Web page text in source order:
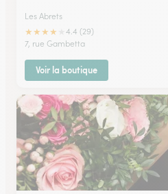
Les Abrets
★★★★
4.4 (29)
7, rue Gambetta
Voir la boutique